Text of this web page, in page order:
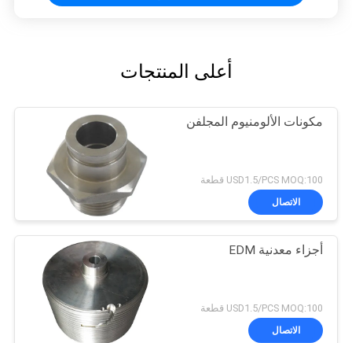
أعلى المنتجات
مكونات الألومنيوم المجلفن
USD1.5/PCS MOQ:100 قطعة
الاتصال
أجزاء معدنية EDM
USD1.5/PCS MOQ:100 قطعة
الاتصال